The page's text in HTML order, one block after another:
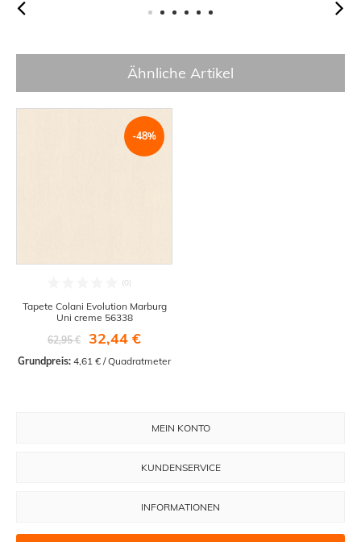
Ähnliche Artikel
-48%
Tapete Colani Evolution Marburg
Uni creme 56338
62,95 €
32,44 €
Grundpreis: 4,61 € / Quadratmeter
MEIN KONTO
KUNDENSERVICE
INFORMATIONEN